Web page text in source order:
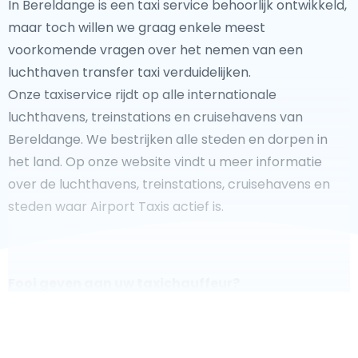
In Bereldange is een taxi service behoorlijk ontwikkeld,
maar toch willen we graag enkele meest
voorkomende vragen over het nemen van een
luchthaven transfer taxi verduidelijken.
Onze taxiservice rijdt op alle internationale
luchthavens, treinstations en cruisehavens van
Bereldange. We bestrijken alle steden en dorpen in
het land. Op onze website vindt u meer informatie
over de luchthavens, treinstations, cruisehavens en
steden waar Airport Taxis actief is.